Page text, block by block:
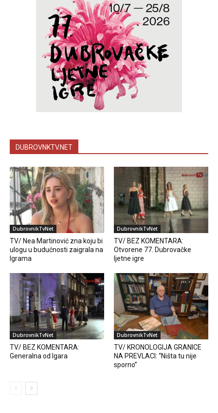
DUBROVNKTV.NET
DubrovnikTvNet
TV/ Nea Martinović zna koju bi
ulogu u budućnosti zaigrala na
Igrama
DubrovnikTvNet
TV/ BEZ KOMENTARA:
Otvorene 77. Dubrovačke
ljetne igre
DubrovnikTvNet
TV/ BEZ KOMENTARA:
Generalna od Igara
DubrovnikTvNet
TV/ KRONOLOGIJA GRANICE
NA PREVLACI: “Ništa tu nije
sporno”